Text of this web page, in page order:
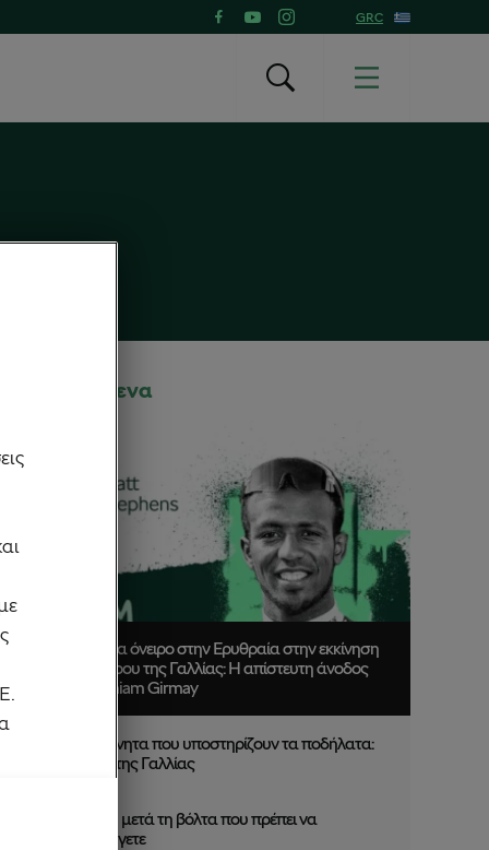
GRC
Προτεινόμενα
Από ένα όνειρο στην Ερυθραία στην εκκίνηση
του Γύρου της Γαλλίας: Η απίστευτη άνοδος
του Biniam Girmay
Αυτοκίνητα που υποστηρίζουν τα ποδήλατα:
Γύρος της Γαλλίας
5 λάθη μετά τη βόλτα που πρέπει να
αποφύγετε